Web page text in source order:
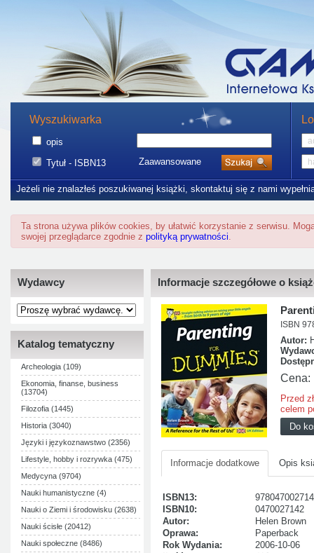
Wyszukiwarka
opis
Tytuł - ISBN13
Zaawansowane
Jeżeli nie znalazłeś poszukiwanej książki, skontaktuj się z nami
Ta strona używa plików cookies, by ułatwić korzystanie z serwisu.
swojej przeglądarce zgodnie z polityką prywatności.
Wydawcy
Katalog tematyczny
Archeologia (109)
Ekonomia, finanse, business
(13704)
Filozofia (1445)
Historia (3040)
Języki i językoznawstwo (2356)
Lifestyle, hobby i rozrywka (475)
Medycyna (9704)
Nauki humanistyczne (4)
Nauki o Ziemi i środowisku (2638)
Nauki ścisłe (20412)
Nauki społeczne (8486)
Informacje szczegółowe o
ISBN
Autor:
Cena:
Przed
celem
Informacje dodatkowe Opis
ISBN13:
ISBN10:
0470027142
Autor:
Helen Brown
Oprawa:
Paperback
Rok Wydania:
2006-10-06